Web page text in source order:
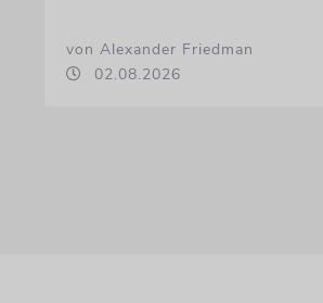
von Alexander Friedman
02.08.2026